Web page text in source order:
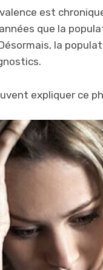
est
que la
la
expliquer ce